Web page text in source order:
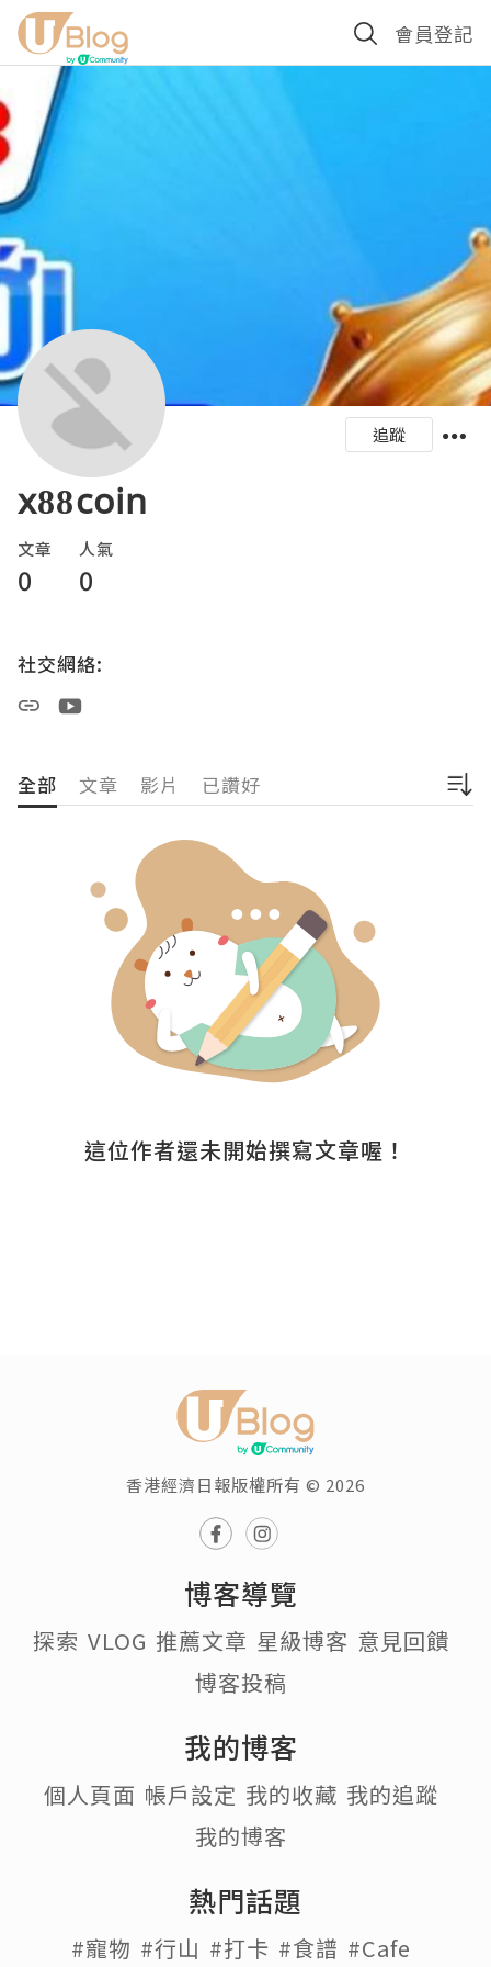
會員登記
追蹤
x88coin
文章
0
人氣
0
社交網絡:
全部 文章 影片 已讚好
這位作者還未開始撰寫文章喔！
香港經濟日報版權所有 © 2026
博客導覽
探索 VLOG 推薦文章 星級博客 意見回饋
博客投稿
我的博客
個人頁面 帳戶設定 我的收藏 我的追蹤
我的博客
熱門話題
#寵物 #行山 #打卡 #食譜 #Cafe